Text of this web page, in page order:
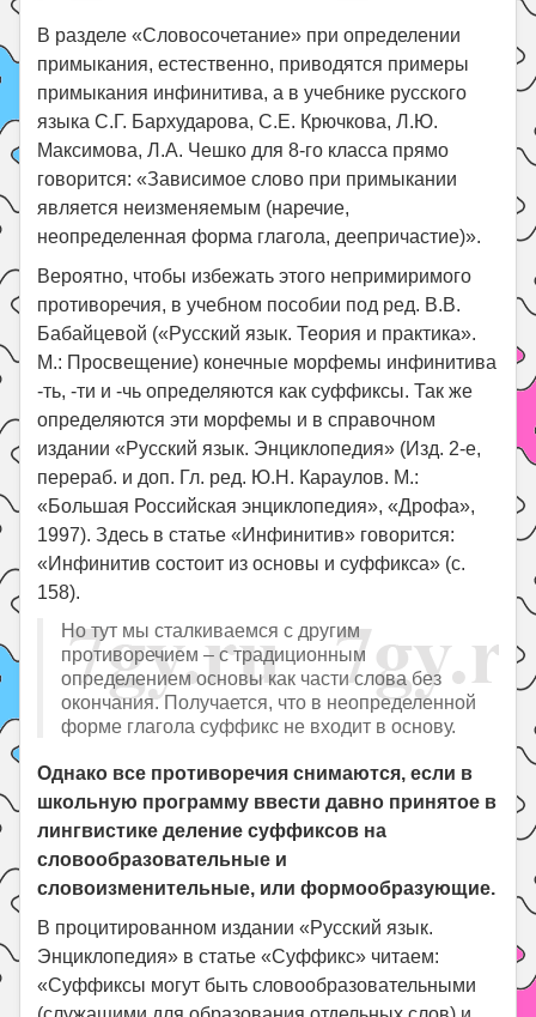
В разделе «Словосочетание» при определении
примыкания, естественно, приводятся примеры
примыкания инфинитива, а в учебнике русского
языка С.Г. Бархударова, С.Е. Крючкова, Л.Ю.
Максимова, Л.А. Чешко для 8-го класса прямо
говорится: «Зависимое слово при примыкании
является неизменяемым (наречие,
неопределенная форма глагола, деепричастие)».
Вероятно, чтобы избежать этого непримиримого
противоречия, в учебном пособии под ред. В.В.
Бабайцевой («Русский язык. Теория и практика».
М.: Просвещение) конечные морфемы инфинитива
-ть, -ти и -чь определяются как суффиксы. Так же
определяются эти морфемы и в справочном
издании «Русский язык. Энциклопедия» (Изд. 2-е,
перераб. и доп. Гл. ред. Ю.Н. Караулов. М.:
«Большая Российская энциклопедия», «Дрофа»,
1997). Здесь в статье «Инфинитив» говорится:
«Инфинитив состоит из основы и суффикса» (с.
158).
Но тут мы сталкиваемся с другим
противоречием – с традиционным
определением основы как части слова без
окончания. Получается, что в неопределенной
форме глагола суффикс не входит в основу.
Однако все противоречия снимаются, если в
школьную программу ввести давно принятое в
лингвистике деление суффиксов на
словообразовательные и
словоизменительные, или формообразующие.
В процитированном издании «Русский язык.
Энциклопедия» в статье «Суффикс» читаем:
«Суффиксы могут быть словообразовательными